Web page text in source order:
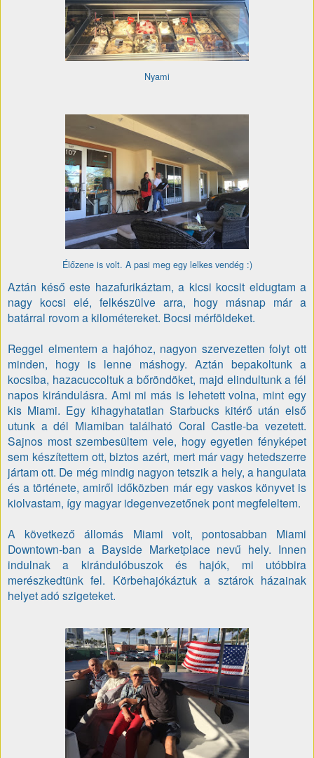
Nyami
Élőzene is volt. A pasi meg egy lelkes vendég :)
Aztán késő este hazafurikáztam, a kicsi kocsit eldugtam a
nagy kocsi elé, felkészülve arra, hogy másnap már a
batárral rovom a kilométereket. Bocsi mérföldeket.
Reggel elmentem a hajóhoz, nagyon szervezetten folyt ott
minden, hogy is lenne máshogy. Aztán bepakoltunk a
kocsiba, hazacuccoltuk a bőröndöket, majd elindultunk a fél
napos kirándulásra. Ami mi más is lehetett volna, mint egy
kis Miami. Egy kihagyhatatlan Starbucks kitérő után első
utunk a dél Miamiban található Coral Castle-ba vezetett.
Sajnos most szembesültem vele, hogy egyetlen fényképet
sem készítettem ott, biztos azért, mert már vagy hetedszerre
jártam ott. De még mindig nagyon tetszik a hely, a hangulata
és a története, amiről időközben már egy vaskos könyvet is
kiolvastam, így magyar idegenvezetőnek pont megfeleltem.
A következő állomás Miami volt, pontosabban Miami
Downtown-ban a Bayside Marketplace nevű hely. Innen
indulnak a kirándulóbuszok és hajók, mi utóbbira
merészkedtünk fel. Körbehajókáztuk a sztárok házainak
helyet adó szigeteket.